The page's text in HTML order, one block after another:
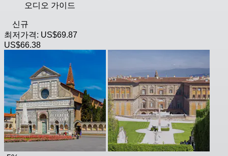
오디오 가이드
신규
최저가격: US$69.87
US$66.38